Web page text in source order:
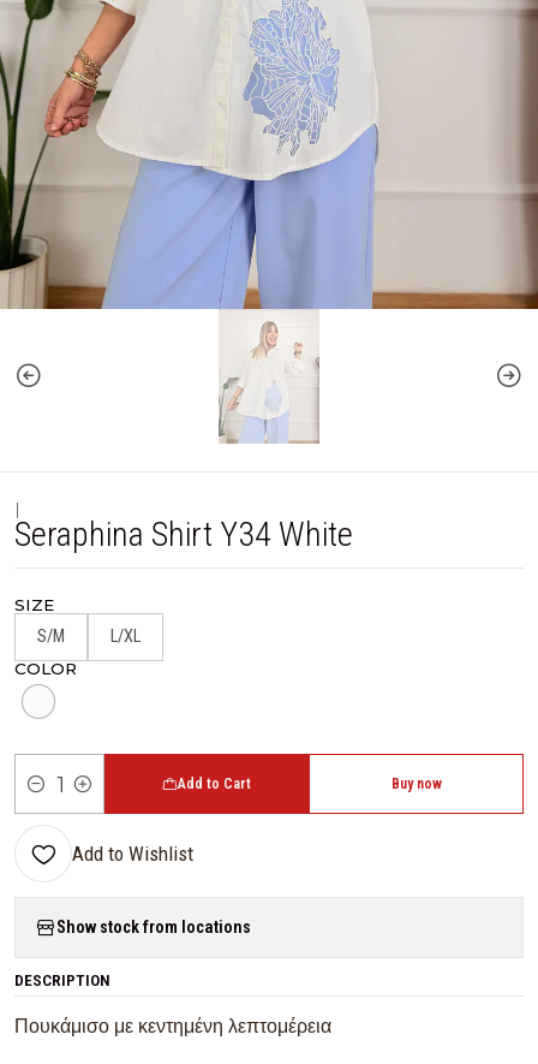
|
Seraphina Shirt Y34 White
SIZE
S/M L/XL
COLOR
Quantity
Add to Cart Buy now
Add to Wishlist
Show stock from locations
DESCRIPTION
Πουκάμισο με κεντημένη λεπτομέρεια